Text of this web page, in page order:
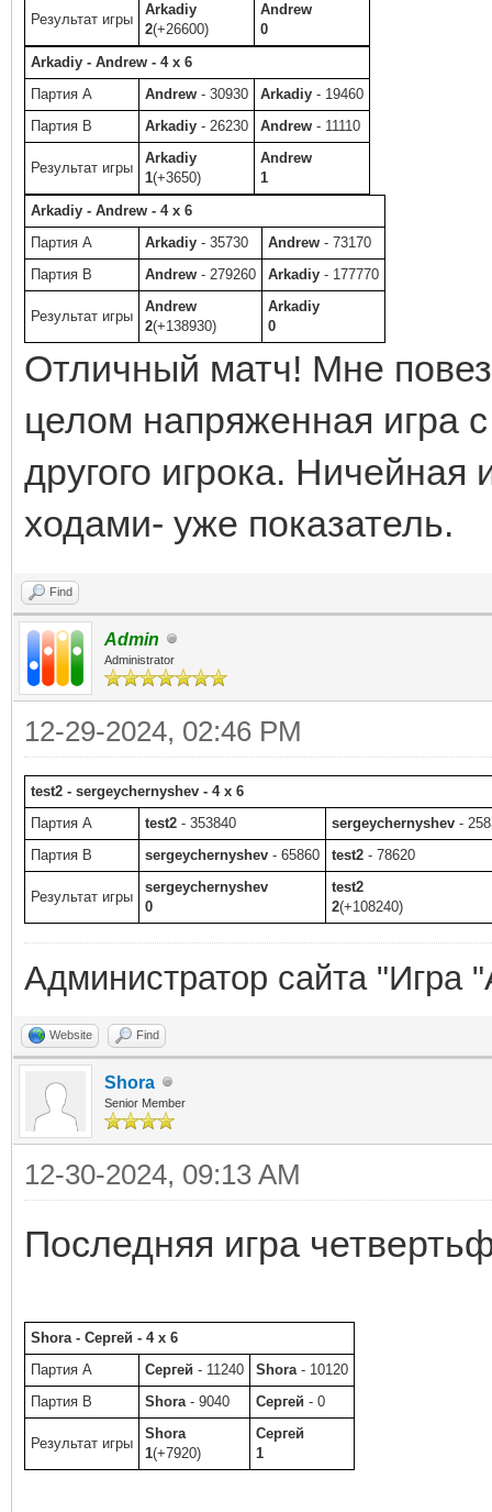
Результат игры
Arkadiy
2(+26600)
Andrew
0
Arkadiy - Andrew - 4 x 6
Партия A
Andrew - 30930 Arkadiy - 19460
Партия B
Arkadiy - 26230 Andrew - 11110
Результат игры
Arkadiy
1(+3650)
Andrew
1
Arkadiy - Andrew - 4 x 6
Партия A
Arkadiy - 35730 Andrew - 73170
Партия B
Andrew - 279260 Arkadiy - 177770
Результат игры
Andrew
2(+138930)
Arkadiy
0
Отличный матч! Мне
целом напряженная игра
другого игрока.
ходами- уже показатель.
Find
Admin
Administrator
12-29-2024, 02:46 PM
test2 - sergeychernyshev - 4 x 6
Партия A
test2 - 353840 sergeychernyshev -
Партия B
sergeychernyshev - 65860 test2 - 78620
Результат игры
sergeychernyshev
0
test2
2(+108240)
Администратор сайта "Игра
Website Find
Shora
Senior Member
12-30-2024, 09:13 AM
Последняя игра
Shora - Сергей - 4 x 6
Партия A
Сергей - 11240 Shora - 10120
Партия B
Shora - 9040 Сергей - 0
Результат игры
Shora
1(+7920)
Сергей
1